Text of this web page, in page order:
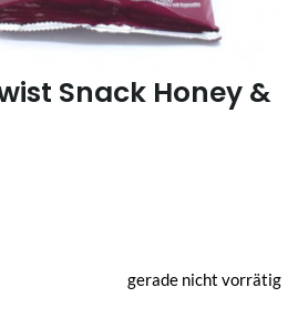
Snack Honey &
gerade nicht vorrätig